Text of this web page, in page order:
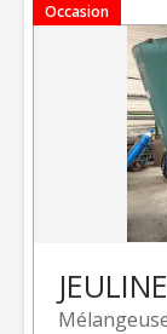
Occasion
JEULIN